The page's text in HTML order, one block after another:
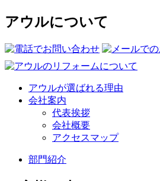
アウルについて
アウルが選ばれる理由
会社案内
代表挨拶
会社概要
アクセスマップ
部門紹介